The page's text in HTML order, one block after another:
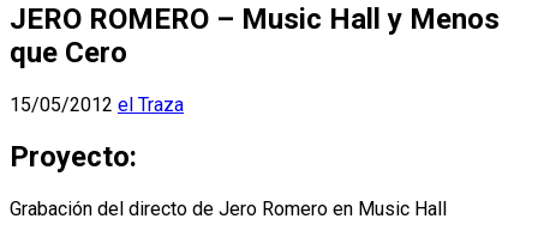
JERO ROMERO – Music Hall y Menos
que Cero
15/05/2012 el Traza
Proyecto:
Grabación del directo de Jero Romero en Music Hall